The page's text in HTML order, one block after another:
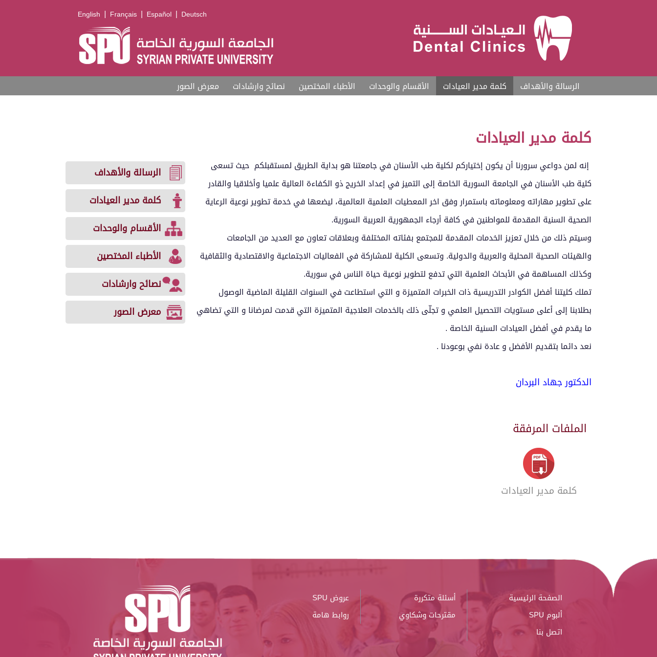
English | Français | Español | Deutsch
الرسالة والأهداف كلمة مدير العيادات الأقسام والوحدات الأطباء المختصين نصائح وارشادات معرض الصور
كلمة مدير العيادات
الرسالة والأهداف
كلمة مدير العيادات
الأقسام والوحدات
الأطباء المختصين
نصائح وارشادات
معرض الصور
إنه لمن دواعي سرورنا أن يكون إختياركم لكلية طب الأسنان في جامعتنا هو بداية الطريق لمستقبلكم حيث تسعى
كلية طب الأسنان في الجامعة السورية الخاصة إلى التميز في إعداد الخريج ذو الكفاءة العالية علميا وأخلاقيا والقادر
على تطوير مهاراته ومعلوماته باستمرار وفق اخر المعطيات العلمية العالمية، ليضعها في خدمة تطوير نوعية الرعاية
الصحية السنية المقدمة للمواطنين في كافة أرجاء الجمهورية العربية السورية.
وسيتم ذلك من خلال تعزيز الخدمات المقدمة للمجتمع بفئاته المختلفة وبعلاقات تعاون مع العديد من الجامعات
والهيئات الصحية المحلية والعربية والدولية. وتسعى الكلية للمشاركة في الفعاليات الاجتماعية والاقتصادية والثقافية
وكذلك المساهمة في الأبحاث العلمية التي تدفع لتطوير نوعية حياة الناس في سورية.
تملك كليتنا أفضل الكوادر التدريسية ذات الخبرات المتميزة و التي استطاعت في السنوات القليلة الماضية الوصول
بطلابنا إلى أعلى مستويات التحصيل العلمي و تجلّى ذلك بالخدمات العلاجية المتميزة التي قدمت لمرضانا و التي تضاهي
ما يقدم في أفضل العيادات السنية الخاصة .
نعد دائما بتقديم الأفضل و عادة نفي بوعودنا .
الدكتور جهاد البردان
الملفات المرفقة
كلمة مدير العيادات
الصفحة الرئيسية أسئلة متكررة
عروض SPU
ألبوم SPU
مقترحات وشكاوي
روابط هامة
اتصل بنا